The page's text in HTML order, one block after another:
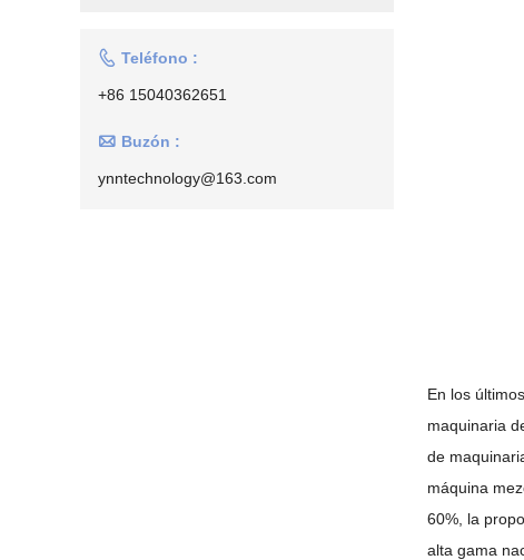
En los
maquinaria
de
máquina
60%, la
alta gama
 Teléfono :
+86 15040362651
 Buzón :
ynntechnology@163.com